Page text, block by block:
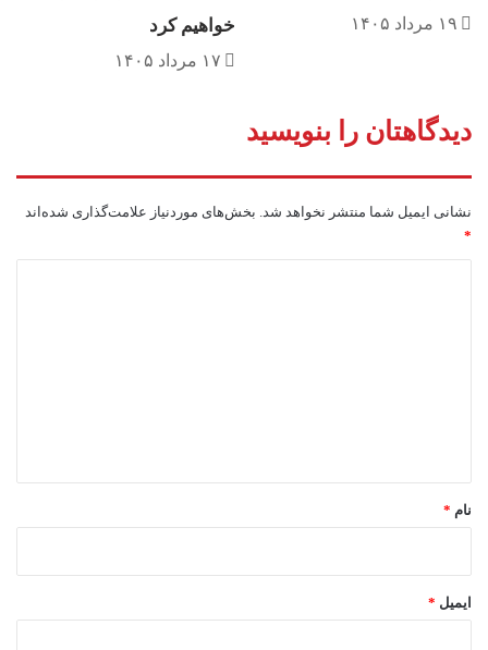
۱۹ مرداد ۱۴۰۵
خواهیم کرد
۱۷ مرداد ۱۴۰۵
دیدگاهتان را بنویسید
نشانی ایمیل شما منتشر نخواهد شد. بخش‌های موردنیاز علامت‌گذاری شده‌اند
*
نام *
ایمیل *